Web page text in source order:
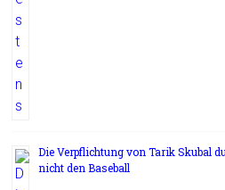
Die Verpflichtung von Tarik Skubal
nicht den Baseball